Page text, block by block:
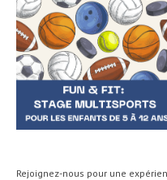
Rejoignez-nous pour une